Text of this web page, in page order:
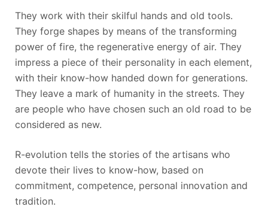
They work with their skilful hands and old tools.
They forge shapes by means of the transforming
power of fire, the regenerative energy of air. They
impress a piece of their personality in each element,
with their know-how handed down for generations.
They leave a mark of humanity in the streets. They
are people who have chosen such an old road to be
considered as new.
R-evolution tells the stories of the artisans who
devote their lives to know-how, based on
commitment, competence, personal innovation and
tradition.